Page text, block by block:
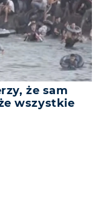
że sam
wszystkie